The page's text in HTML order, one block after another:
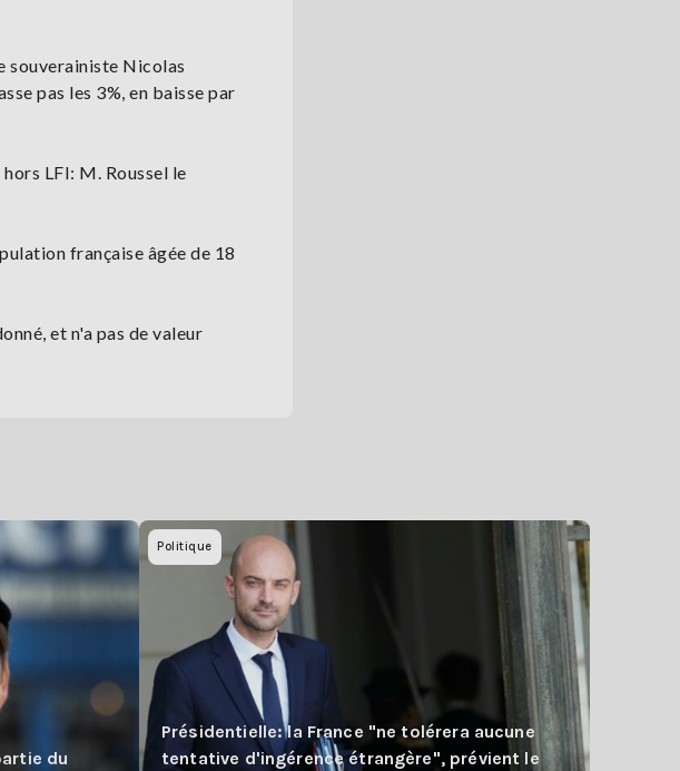
souverainiste Nicolas
pas les 3%, en baisse par
LFI: M. Roussel le
française âgée de 18
et n'a pas de valeur
du
Politique
Présidentielle: la France "ne tolérera aucune
tentative d'ingérence étrangère", prévient le